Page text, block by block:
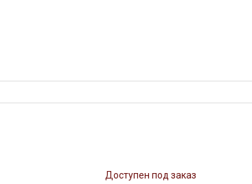
Доступен под заказ